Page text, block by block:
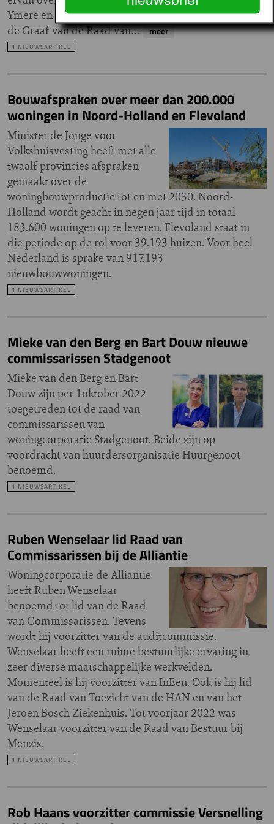
Ymere en al haar huurders", zegt vicevoorzitter Karin
de Graaf van de Raad van… meer
1 NIEUWSARTIKEL
Bouwafspraken over meer dan 200.000
woningen in Noord-Holland en Flevoland
Minister de Jonge voor
Volkshuisvesting heeft met alle
twaalf provincies afspraken
gemaakt over de
woningbouwproductie tot en met 2030. Noord-
Holland wordt geacht in negen jaar tijd in totaal
183.600 woningen op te leveren. Flevoland staat in
die periode op de rol voor 39.193 huizen. Voor heel
Nederland is sprake van 917.193
nieuwbouwwoningen.
1 NIEUWSARTIKEL
Mieke van den Berg en Bart Douw nieuwe
commissarissen Stadgenoot
Mieke van den Berg en Bart
Douw zijn per 1oktober 2022
toegetreden tot de raad van
commissarissen van
woningcorporatie Stadgenoot. Beide zijn op
voordracht van huurdersorganisatie Huurgenoot
benoemd.
1 NIEUWSARTIKEL
Ruben Wenselaar lid Raad van
Commissarissen bij de Alliantie
Woningcorporatie de Alliantie
heeft Ruben Wenselaar
benoemd tot lid van de Raad
van Commissarissen. Tevens
wordt hij voorzitter van de auditcommissie.
Wenselaar heeft een ruime bestuurlijke ervaring in
zeer diverse maatschappelijke werkvelden.
Momenteel is hij voorzitter van InEen. Ook is hij lid
van de Raad van Toezicht van de HAN en van het
Jeroen Bosch Ziekenhuis. Tot voorjaar 2022 was
Wenselaar voorzitter van de Raad van Bestuur bij
Menzis.
1 NIEUWSARTIKEL
Rob Haans voorzitter commissie Versnelling